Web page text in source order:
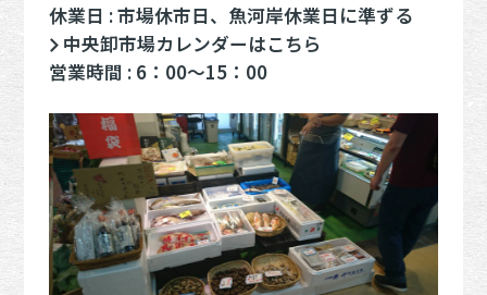
休業日 : 市場休市日、魚河岸休業日に準ずる
中央卸市場カレンダーはこちら
営業時間 : 6：00～15：00